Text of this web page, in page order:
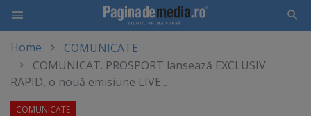
main
content
Home
COMUNICATE
COMUNICAT. PROSPORT lansează EXCLUSIV
RAPID, o nouă emisiune LIVE...